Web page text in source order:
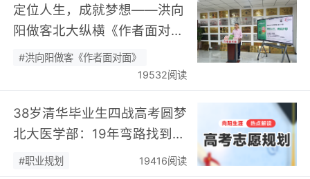
定位人生，成就梦想——洪向
阳做客北大纵横《作者面对
面》开展职业规划专题分享…
#洪向阳做客《作者面对面》
19532阅读
38岁清华毕业生四战高考圆梦
北大医学部：19年弯路找到终
身热爱，可幸又可惜！…
#职业规划 19416阅读